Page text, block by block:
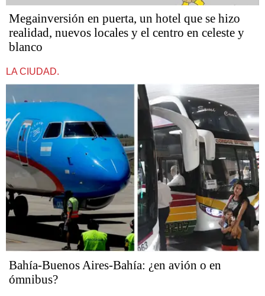
Megainversión en puerta, un hotel que se hizo
realidad, nuevos locales y el centro en celeste y
blanco
LA CIUDAD.
Bahía-Buenos Aires-Bahía: ¿en avión o en
ómnibus?